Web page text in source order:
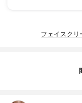
フェイスクリ